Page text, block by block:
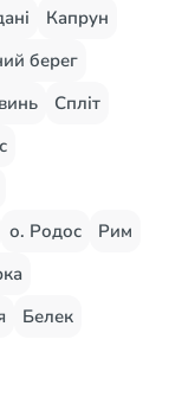
Капрун
берег
Спліт
о. Родос
Рим
Белек